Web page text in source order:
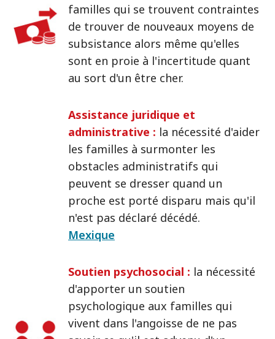
familles qui se trouvent contraintes
de trouver de nouveaux moyens de
subsistance alors même qu'elles
sont en proie à l'incertitude quant
au sort d'un être cher.
Assistance juridique et
administrative : la nécessité d'aider
les familles à surmonter les
obstacles administratifs qui
peuvent se dresser quand un
proche est porté disparu mais qu'il
n'est pas déclaré décédé.
Mexique
Soutien psychosocial : la nécessité
d'apporter un soutien
psychologique aux familles qui
vivent dans l'angoisse de ne pas